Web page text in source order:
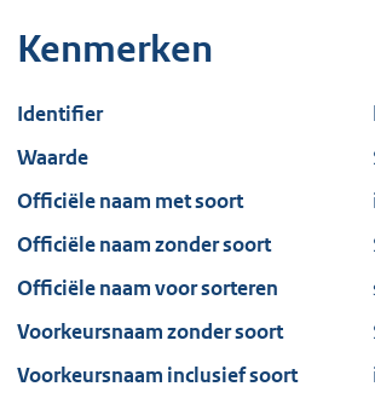
Kenmerken
Identifier
Waarde
Officiële naam met soort
Officiële naam zonder soort
Officiële naam voor sorteren
Voorkeursnaam zonder soort
Voorkeursnaam inclusief soort